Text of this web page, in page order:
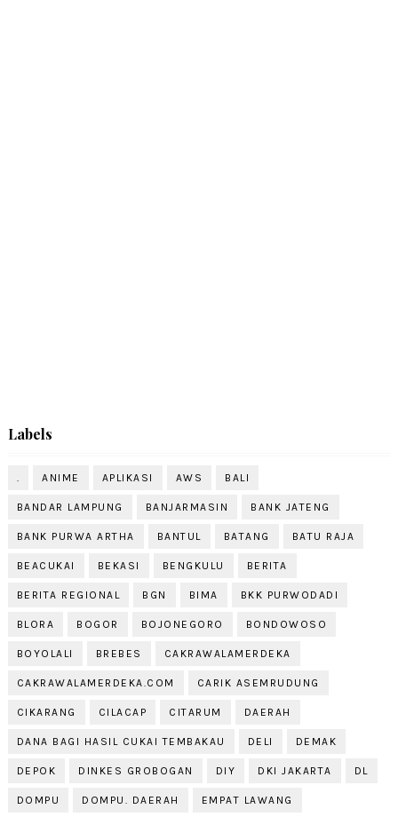
Labels
ANIME APLIKASI AWS BALI
BANDAR LAMPUNG BANJARMASIN BANK JATENG
BANK PURWA ARTHA BANTUL BATANG BATU RAJA
BEACUKAI BEKASI BENGKULU BERITA
BERITA REGIONAL BGN BIMA BKK PURWODADI
BLORA BOGOR BOJONEGORO BONDOWOSO
BOYOLALI BREBES CAKRAWALAMERDEKA
CAKRAWALAMERDEKA.COM CARIK ASEMRUDUNG
CIKARANG CILACAP CITARUM DAERAH
DANA BAGI HASIL CUKAI TEMBAKAU DELI DEMAK
DEPOK DINKES GROBOGAN DIY DKI JAKARTA DL
DOMPU DOMPU. DAERAH EMPAT LAWANG